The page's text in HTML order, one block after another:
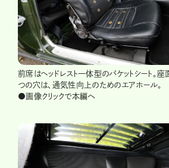
前席はヘッドレスト一体型のバケットシート。座
つの穴は、通気性向上のためのエアホール。
●画像クリックで本編へ